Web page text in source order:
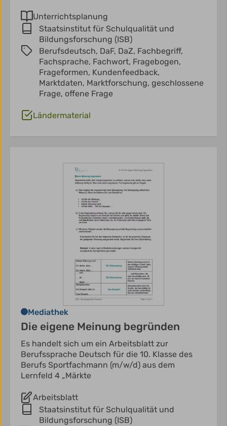
Unterrichtsplanung
Staatsinstitut für Schulqualität und
Bildungsforschung (ISB)
Berufsdeutsch, DaF, DaZ, Fachbegriff,
Fachsprache, Fachwort, Fragebogen,
Frageformen, Kundenfeedback,
Marktdaten, Marktforschung, geschlossene
Frage, offene Frage
Ländermaterial
Mediathek
Die eigene Meinung begründen
Es handelt sich um ein Arbeitsblatt zur
Berufssprache Deutsch für die 10. Klasse des
Berufs Sportfachmann (m/w/d) aus dem
Lernfeld 4 „Märkte
Arbeitsblatt
Staatsinstitut für Schulqualität und
Bildungsforschung (ISB)